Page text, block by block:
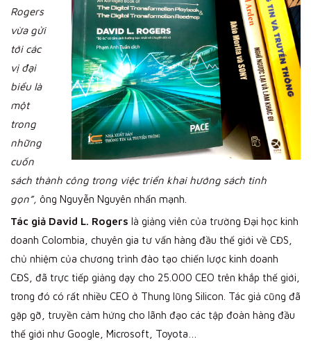
Rogers
vừa gửi
tới các
vị đại
biểu là
một
trong
những
cuốn
sách thành công trong việc triển khai hướng sách tinh
gọn”, ông Nguyễn Nguyên nhấn mạnh.
Tác giả David L. Rogers là giảng viên của trường Đại học kinh
doanh Colombia, chuyên gia tư vấn hàng đầu thế giới về CĐS,
chủ nhiệm của chương trình đào tạo chiến lược kinh doanh
CĐS, đã trực tiếp giảng dạy cho 25.000 CEO trên khắp thế giới,
trong đó có rất nhiều CEO ở Thung lũng Silicon. Tác giả cũng đã
gặp gỡ, truyền cảm hứng cho lãnh đạo các tập đoàn hàng đầu
thế giới như Google, Microsoft, Toyota…